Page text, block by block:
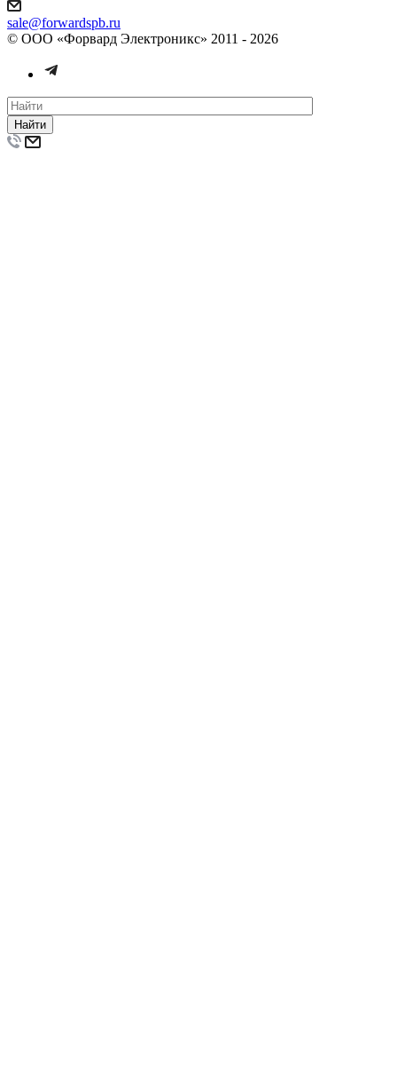
sale@forwardspb.ru
© ООО «Форвард Электроникс» 2011 - 2026
Найти